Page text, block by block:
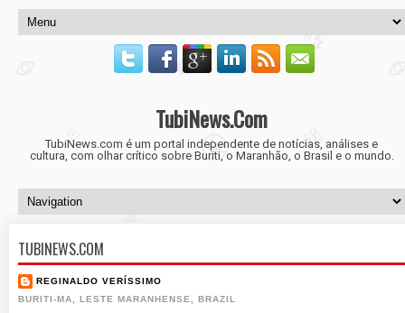
TubiNews.Com
TubiNews.com é um portal independente de notícias, análises e
cultura, com olhar crítico sobre Buriti, o Maranhão, o Brasil e o mundo.
TUBINEWS.COM
REGINALDO VERÍSSIMO
BURITI-MA, LESTE MARANHENSE, BRAZIL